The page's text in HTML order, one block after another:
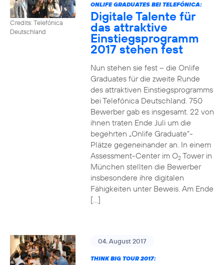
Credits: Telefónica
Deutschland
ONLIFE GRADUATES BEI TELEFÓNICA:
Digitale Talente für
das attraktive
Einstiegsprogramm
2017 stehen fest
Nun stehen sie fest – die Onlife
Graduates für die zweite Runde
des attraktiven Einstiegsprogramms
bei Telefónica Deutschland. 750
Bewerber gab es insgesamt. 22 von
ihnen traten Ende Juli um die
begehrten „Onlife Graduate“-
Plätze gegeneinander an. In einem
Assessment-Center im O2Tower in
München stellten die Bewerber
insbesondere ihre digitalen
Fähigkeiten unter Beweis. Am Ende
[…]
04. August 2017
THINK BIG TOUR 2017: